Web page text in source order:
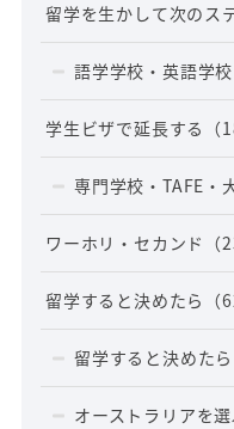
留学を生かして次のス
語学学校・英語学校
学生ビザで延長する （
専門学校・TAFE・
ワーホリ・セカンド （
留学すると決めたら （
留学すると決めた
オーストラリアを